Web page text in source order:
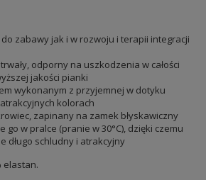
zabawy jak i w rozwoju i terapii integracji
odporny na uszkodzenia w całości
jakości pianki
wykonanym z przyjemnej w dotyku
kolorach
zapinany na zamek błyskawiczny
go w pralce (pranie w 30°C), dzięki czemu
długo schludny i atrakcyjny
elastan.